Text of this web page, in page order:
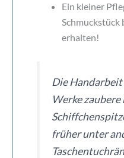
Ein kleiner
Schmuckstück
erhalten!
Die
Werke
früher unter